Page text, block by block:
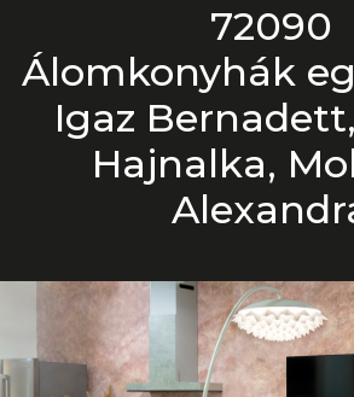
72090
Álomkonyhák
Igaz
Hajnalka,